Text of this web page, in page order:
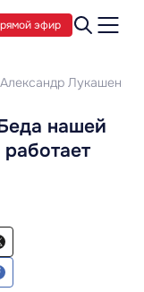
эфир
Александр Лукашенко:
нашей